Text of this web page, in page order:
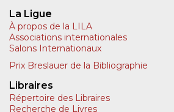
La Ligue
À propos de la LILA
Associations internationales
Salons Internationaux
Prix Breslauer de la Bibliographie
Libraires
Répertoire des Libraires
Recherche de Livres